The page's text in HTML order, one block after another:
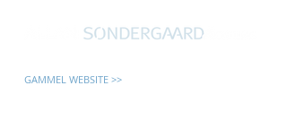
GAMMEL WEBSITE >>